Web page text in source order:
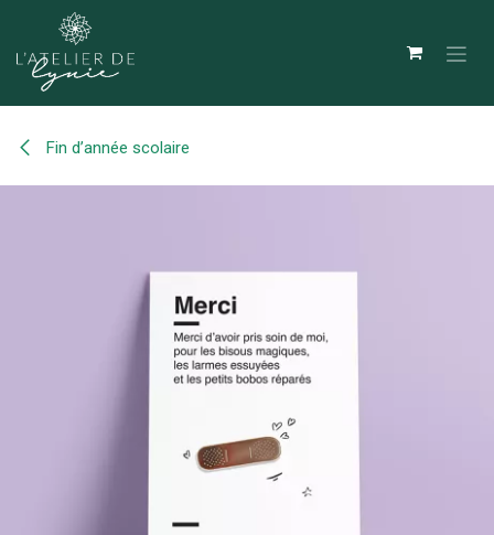
Se rendre au contenu
Fin d’année scolaire